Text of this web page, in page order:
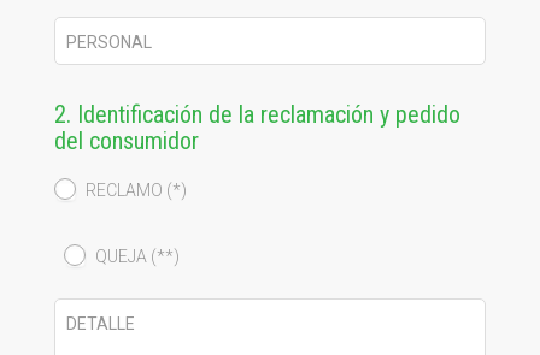
PERSONAL
2. Identificación de la reclamación y pedido
del consumidor
RECLAMO (*)
QUEJA (**)
DETALLE